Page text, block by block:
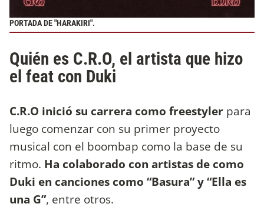
PORTADA DE "HARAKIRI".
Quién es C.R.O, el artista que hizo
el feat con Duki
C.R.O inició su carrera como freestyler para
luego comenzar con su primer proyecto
musical con el boombap como la base de su
ritmo. Ha colaborado con artistas de como
Duki en canciones como “Basura” y “Ella es
una G”, entre otros.